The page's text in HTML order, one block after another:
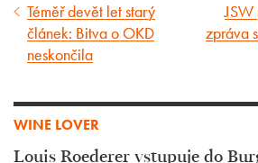
Předcházející
článek
Téměř devět let starý
článek: Bitva o OKD
neskončila
zpráva
WINE LOVER
Louis Roederer vstupuje do